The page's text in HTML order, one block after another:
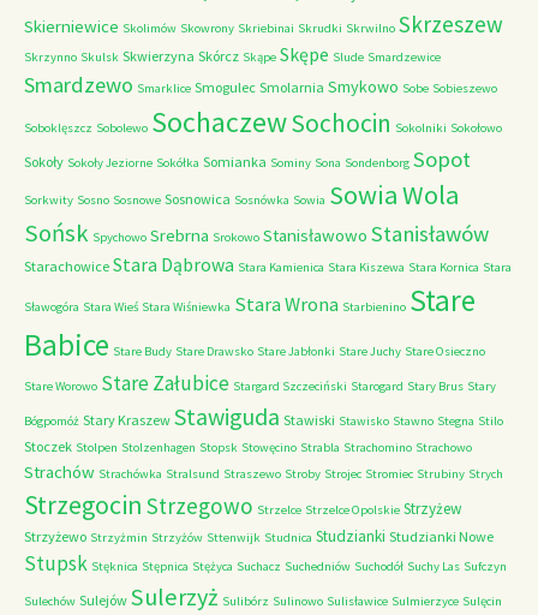
Skierniewice Skolimów Skowrony Skriebinai Skrudki Skrwilno Skrzeszew
Skrzynno Skulsk Skwierzyna Skórcz Skąpe Skępe Slude Smardzewice
Smardzewo Smarklice Smogulec Smolarnia Smykowo Sobe Sobieszewo
Soboklęszcz Sobolewo SochaczewSochocin Sokolniki Sokołowo
Sokoły Sokoły Jeziorne Sokółka Somianka Sominy Sona Sondenborg Sopot
Sorkwity Sosno Sosnowe Sosnowica Sosnówka Sowia Sowia Wola
Sońsk Spychowo Srebrna Srokowo Stanisławowo Stanisławów
Starachowice Stara Dąbrowa Stara Kamienica Stara Kiszewa Stara Kornica Stara
Sławogóra Stara Wieś Stara Wiśniewka Stara Wrona Starbienino Stare
Babice Stare Budy Stare Drawsko Stare Jabłonki Stare Juchy Stare Osieczno
Stare Worowo Stare Załubice Stargard Szczeciński Starogard Stary Brus Stary
Bógpomóż Stary Kraszew Stawiguda Stawiski Stawisko Stawno Stegna Stilo
Stoczek Stolpen Stolzenhagen Stopsk Stowęcino Strabla Strachomino Strachowo
Strachów Strachówka Stralsund Straszewo Stroby Strojec Stromiec Strubiny Strych
Strzegocin Strzegowo Strzelce Strzelce Opolskie Strzyżew
Strzyżewo Strzyżmin Strzyżów Sttenwijk Studnica Studzianki Studzianki Nowe
Stupsk Stęknica Stępnica Stężyca Suchacz Suchedniów Suchodół Suchy Las Sufczyn
Sulechów Sulejów Sulerzyż Sulibórz Sulinowo Sulisławice Sulmierzyce Sulęcin